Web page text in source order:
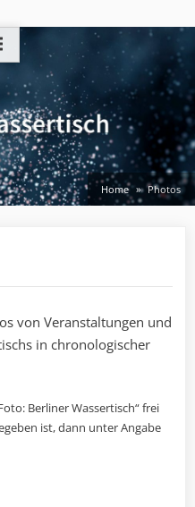
Home Photos
von Veranstaltungen und
in chronologischer
Berliner Wassertisch“ frei
ist, dann unter Angabe